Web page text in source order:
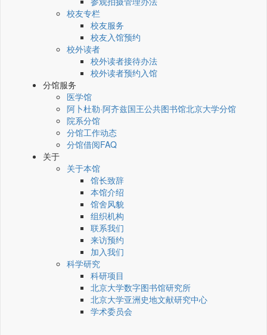
校友专栏
校友服务
校友入馆预约
校外读者
校外读者接待办法
校外读者预约入馆
分馆服务
医学馆
阿卜杜勒·阿齐兹国王公共图书馆北京大学分馆
院系分馆
分馆工作动态
分馆借阅FAQ
关于
关于本馆
馆长致辞
本馆介绍
馆舍风貌
组织机构
联系我们
来访预约
加入我们
科学研究
科研项目
北京大学数字图书馆研究所
北京大学亚洲史地文献研究中心
学术委员会